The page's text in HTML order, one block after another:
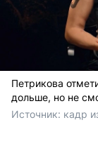
Петрикова
дольше, но не
Источник: кадр